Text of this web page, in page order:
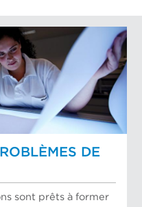
DE
sont prêts à former